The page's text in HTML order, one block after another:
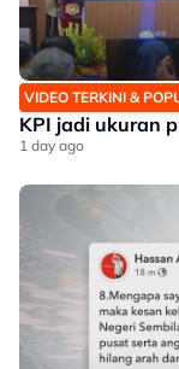
VIDEO TERKINI &
KPI jadi ukuran
1 day ago